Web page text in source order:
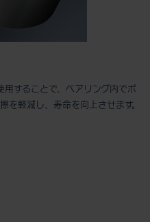
することで、ベアリング内でボ
を軽減し、寿命を向上させます。